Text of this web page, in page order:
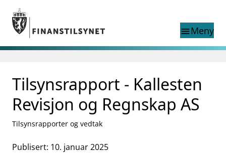
Gå til hovedinnhold
Gå til søkesiden
menuMeny
nettstedet
language
English
exist in English
English home page
Aktuelt
Finanstilsynets registre
Tilsynsrapport - Kallesten
Revisjon og Regnskap AS
Tilsynsrapporter og vedtak
Publisert: 10. januar 2025